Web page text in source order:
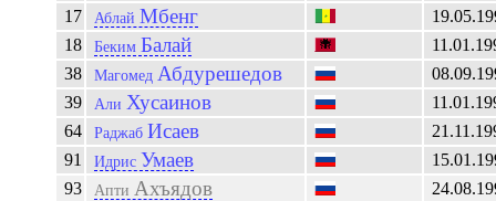
17
Аблай Мбенг
18
Беким Балай
38
Магомед Абдурешедов
39
Али Хусаинов
64
Раджаб Исаев
91
Идрис Умаев
93
Апти Ахъядов